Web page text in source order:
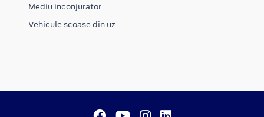
Mediu inconjurator
Vehicule scoase din uz